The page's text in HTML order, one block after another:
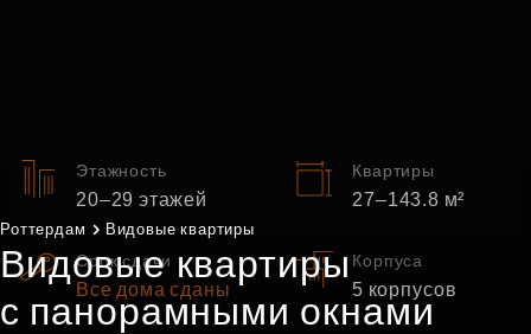
Роттердам Видовые квартиры
Видовые квартиры
c панорамными окнами
Этажность
20–29 этажей
Квартиры
27–143.8 м²
Срок сдачи
Все дома сданы
Корпуса
5 корпусов